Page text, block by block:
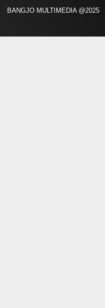
BANGJO MULTIMEDIA @2025